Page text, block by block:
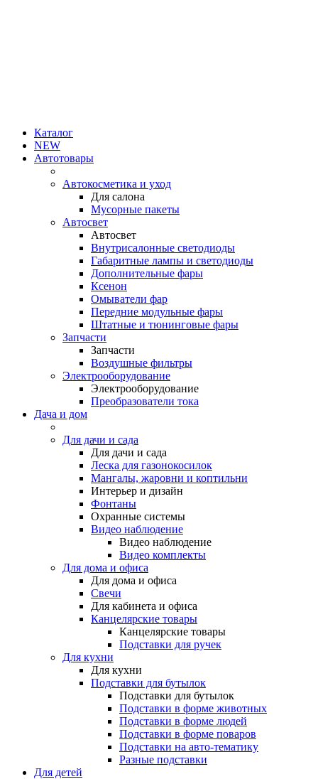
Каталог
NEW
Автотовары
Автокосметика и уход
Для салона
Мусорные пакеты
Автосвет
Автосвет
Внутрисалонные светодиоды
Габаритные лампы и светодиоды
Дополнительные фары
Ксенон
Омыватели фар
Передние модульные фары
Штатные и тюнинговые фары
Запчасти
Запчасти
Воздушные фильтры
Электрооборудование
Электрооборудование
Преобразователи тока
Дача и дом
Для дачи и сада
Для дачи и сада
Леска для газонокосилок
Мангалы, жаровни и коптильни
Интерьер и дизайн
Фонтаны
Охранные системы
Видео наблюдение
Видео наблюдение
Видео комплекты
Для дома и офиса
Для дома и офиса
Свечи
Для кабинета и офиса
Канцелярские товары
Канцелярские товары
Подставки для ручек
Для кухни
Для кухни
Подставки для бутылок
Подставки для бутылок
Подставки в форме животных
Подставки в форме людей
Подставки в форме поваров
Подставки на авто-тематику
Разные подставки
Для детей